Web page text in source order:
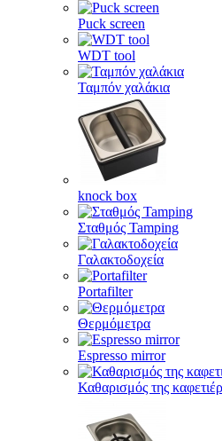
Puck screen
WDT tool
Ταμπόν χαλάκια
knock box
Σταθμός Tamping
Γαλακτοδοχεία
Portafilter
Θερμόμετρα
Espresso mirror
Καθαρισμός της